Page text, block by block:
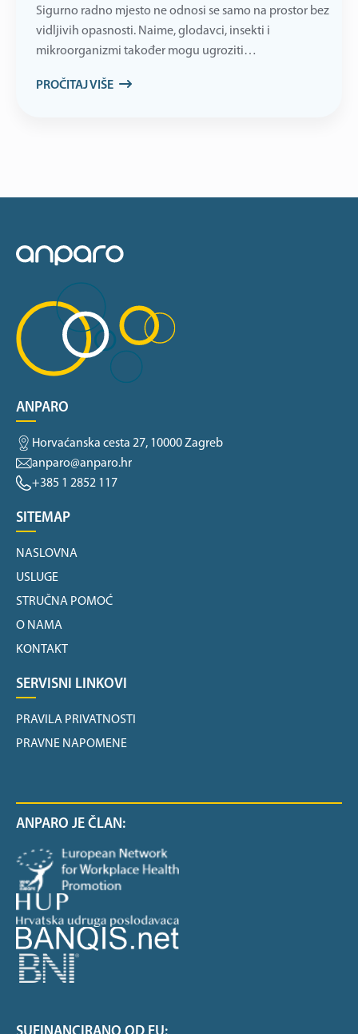
Sigurno radno mjesto ne odnosi se samo na prostor bez
vidljivih opasnosti. Naime, glodavci, insekti i
mikroorganizmi također mogu ugroziti…
PROČITAJ VIŠE
ANPARO
Horvaćanska cesta 27, 10000 Zagreb
anparo@anparo.hr
+385 1 2852 117
SITEMAP
NASLOVNA
USLUGE
STRUČNA POMOĆ
O NAMA
KONTAKT
SERVISNI LINKOVI
PRAVILA PRIVATNOSTI
PRAVNE NAPOMENE
ANPARO JE ČLAN: